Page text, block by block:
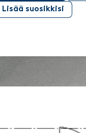
Lisää suosikkisi